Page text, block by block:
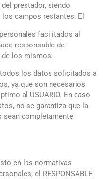
prestador, siendo
campos restantes. El
facilitados al
responsable de
los mismos.
todos los datos solicitados a
ya que son necesarios
al USUARIO. En caso
no se garantiza que la
completamente
en las normativas
el RESPONSABLE